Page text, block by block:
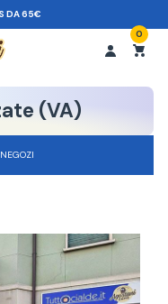
DA 65€
0
(VA)